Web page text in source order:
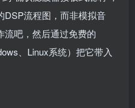
DSP流程图，而非模拟音
流吧，然后通过免费的
、Linux系统）把它带入